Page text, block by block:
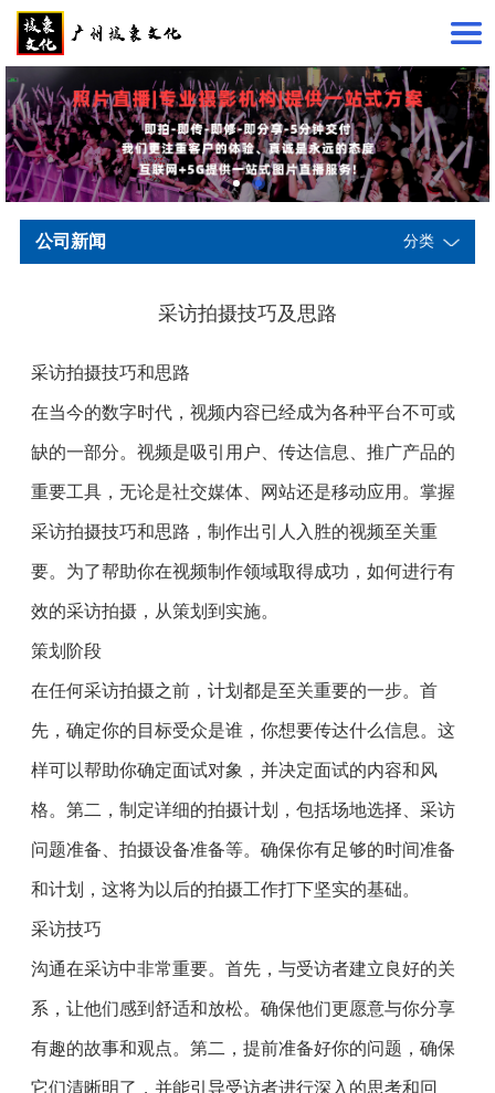
公司新闻 分类
采访拍摄技巧及思路
采访拍摄技巧和思路
在当今的数字时代，视频内容已经成为各种平台不可或
缺的一部分。视频是吸引用户、传达信息、推广产品的
重要工具，无论是社交媒体、网站还是移动应用。掌握
采访拍摄技巧和思路，制作出引人入胜的视频至关重
要。为了帮助你在视频制作领域取得成功，如何进行有
效的采访拍摄，从策划到实施。
策划阶段
在任何采访拍摄之前，计划都是至关重要的一步。首
先，确定你的目标受众是谁，你想要传达什么信息。这
样可以帮助你确定面试对象，并决定面试的内容和风
格。第二，制定详细的拍摄计划，包括场地选择、采访
问题准备、拍摄设备准备等。确保你有足够的时间准备
和计划，这将为以后的拍摄工作打下坚实的基础。
采访技巧
沟通在采访中非常重要。首先，与受访者建立良好的关
系，让他们感到舒适和放松。确保他们更愿意与你分享
有趣的故事和观点。第二，提前准备好你的问题，确保
它们清晰明了，并能引导受访者进行深入的思考和回